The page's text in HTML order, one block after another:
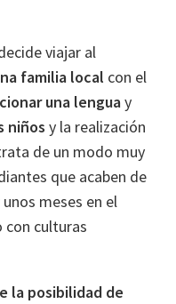
viajar al
familia local con el
una lenguay
niños y la realización
de un modo muy
que acaben de
meses en el
culturas
la posibilidad de